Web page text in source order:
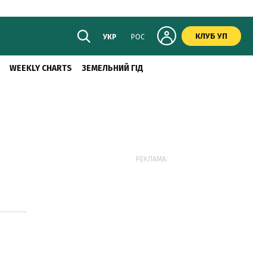
УКР РОС КЛУБ УП
WEEKLY CHARTS ЗЕМЕЛЬНИЙ ГІД
РЕКЛАМА: